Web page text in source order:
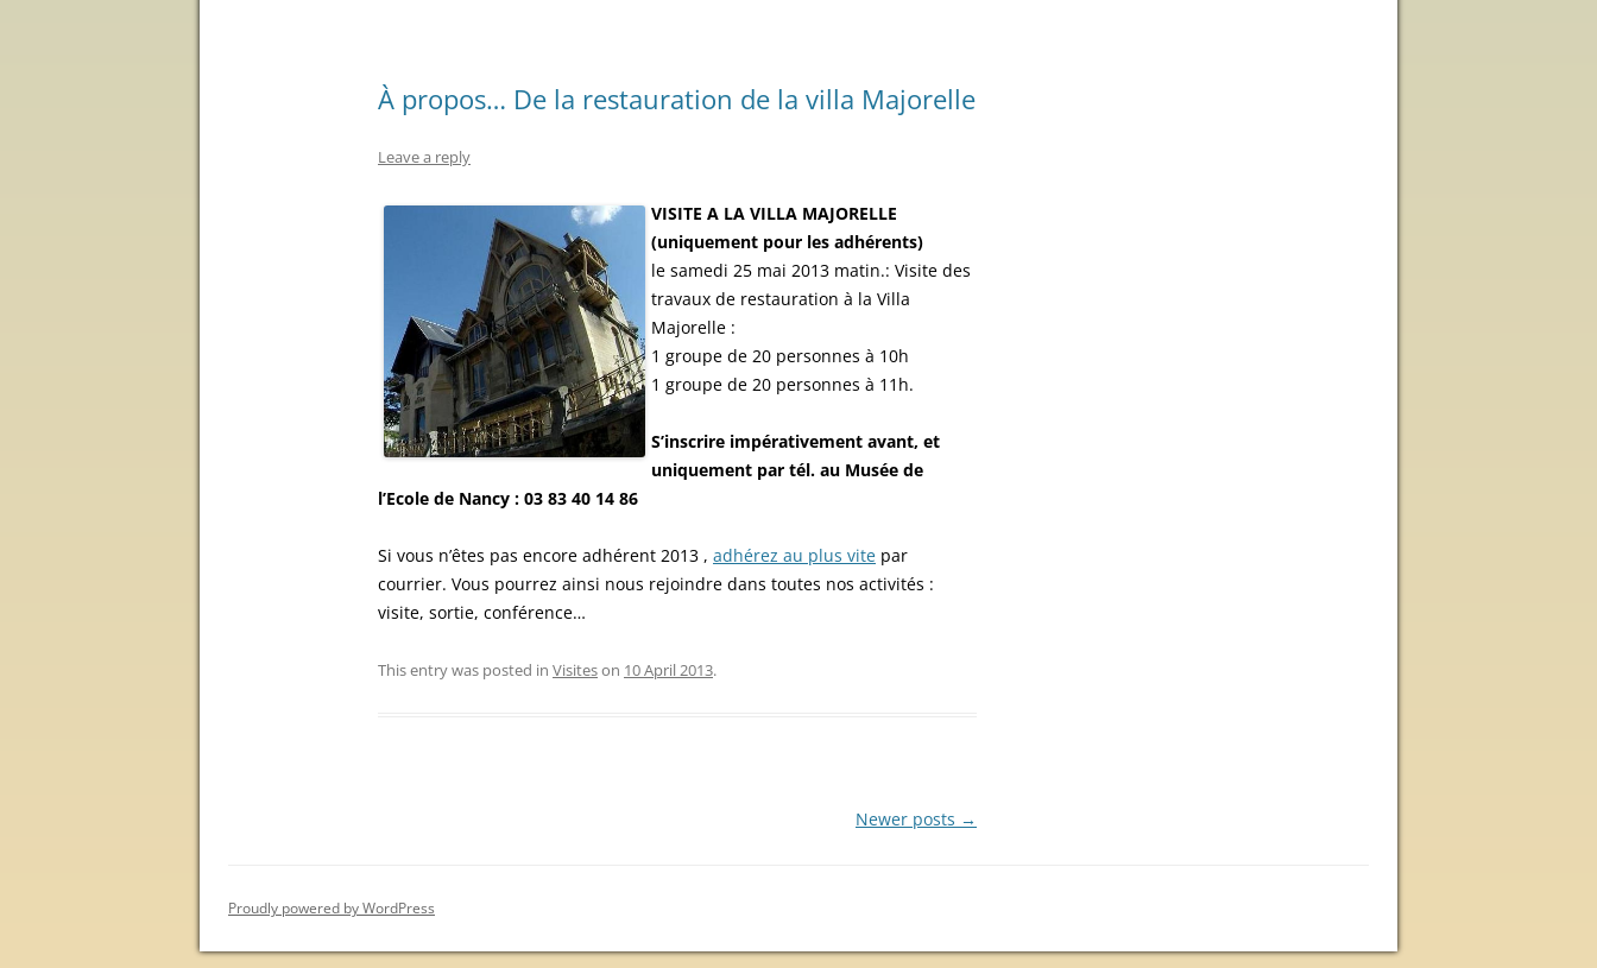
À propos… De la restauration de la villa Majorelle
Leave a reply
VISITE A LA VILLA MAJORELLE
(uniquement pour les adhérents)
le samedi 25 mai 2013 matin.: Visite des
travaux de restauration à la Villa
Majorelle :
1 groupe de 20 personnes à 10h
1 groupe de 20 personnes à 11h.
S’inscrire impérativement avant, et
uniquement par tél. au Musée de
l’Ecole de Nancy : 03 83 40 14 86
Si vous n’êtes pas encore adhérent 2013 , adhérez au plus vite par
courrier. Vous pourrez ainsi nous rejoindre dans toutes nos activités :
visite, sortie, conférence…
This entry was posted in Visiteson 10 April 2013.
Newer posts →
Proudly powered by WordPress